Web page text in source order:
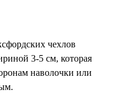
чехлов
3-5 см, которая
наволочки или